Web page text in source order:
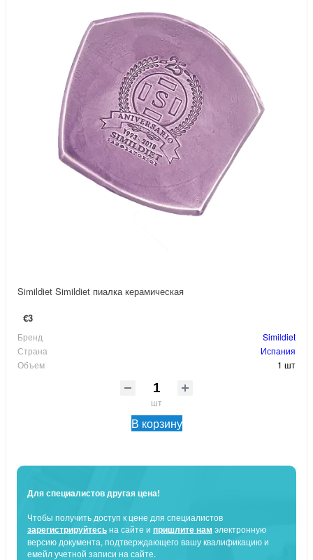
Simildiet Simildiet пиалка керамическая
€3
Бренд
Simildiet
Страна
Испания
Объем
1 шт
шт
В корзину
Для специалистов другая цена!
Чтобы получить доступ к цене для специалистов
зарегистрируйтесьна сайте и пришлите нам электронную
версию документа, подтверждающего вашу квалификацию и
емейл учетной записи на сайте.